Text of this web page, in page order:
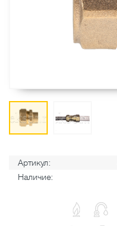
Артикул:
Наличие: